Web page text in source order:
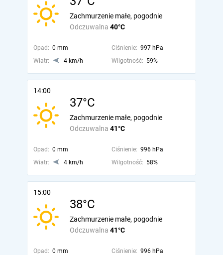
Odczuwalna 40°C
Zachmurzenie małe, pogodnie
Opad: 0 mm Ciśnienie: 997 hPa
Wiatr:
4 km/h Wilgotność: 59%
14:00
37°C
Odczuwalna 41°C
Zachmurzenie małe, pogodnie
Opad: 0 mm Ciśnienie: 996 hPa
Wiatr:
4 km/h Wilgotność: 58%
15:00
38°C
Odczuwalna 41°C
Zachmurzenie małe, pogodnie
Opad: 0 mm Ciśnienie: 996 hPa